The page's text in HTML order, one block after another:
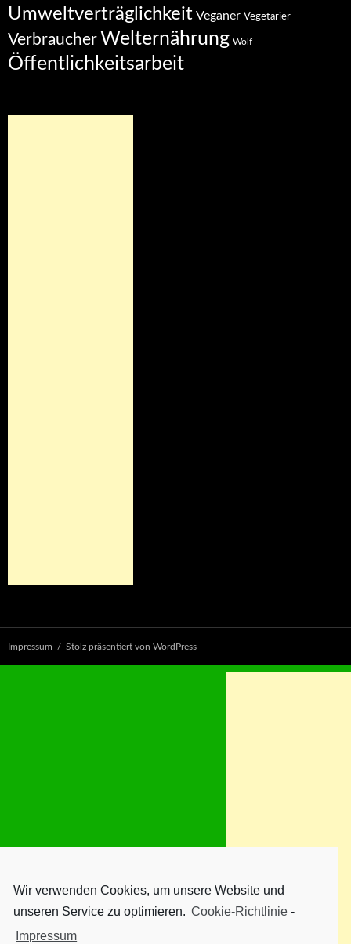
Wir verwenden Cookies, um unsere Website und
unseren Service zu optimieren. Cookie-Richtlinie -
Impressum
Umweltverträglichkeit Veganer Vegetarier
VerbraucherWelternährung Wolf
Öffentlichkeitsarbeit
Impressum Stolz präsentiert von WordPress